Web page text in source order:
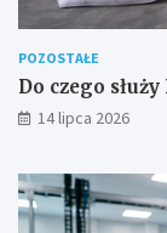
POZOSTAŁE
Do czego
14 lipca 2026